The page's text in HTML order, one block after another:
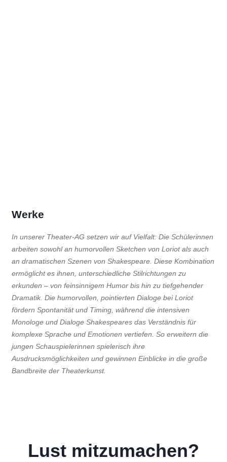
Werke
In unserer Theater-AG setzen wir auf Vielfalt: Die Schülerinnen
arbeiten sowohl an humorvollen Sketchen von Loriot als auch
an dramatischen Szenen von Shakespeare. Diese Kombination
ermöglicht es ihnen, unterschiedliche Stilrichtungen zu
erkunden – von feinsinnigem Humor bis hin zu tiefgehender
Dramatik. Die humorvollen, pointierten Dialoge bei Loriot
fördern Spontanität und Timing, während die intensiven
Monologe und Dialoge Shakespeares das Verständnis für
komplexe Sprache und Emotionen vertiefen. So erweitern die
jungen Schauspielerinnen spielerisch ihre
Ausdrucksmöglichkeiten und gewinnen Einblicke in die große
Bandbreite der Theaterkunst.
Lust mitzumachen?